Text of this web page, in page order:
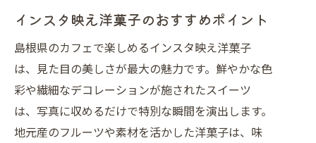
インスタ映え洋菓子のおすすめポイント
島根県のカフェで楽しめるインスタ映え洋菓子
は、見た目の美しさが最大の魅力です。鮮やかな色
彩や繊細なデコレーションが施されたスイーツ
は、写真に収めるだけで特別な瞬間を演出します。
地元産のフルーツや素材を活かした洋菓子は、味